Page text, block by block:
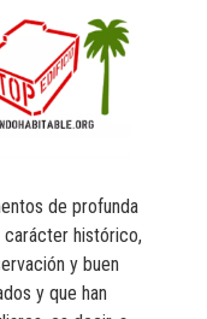
de profunda
carácter histórico,
y buen
y que han